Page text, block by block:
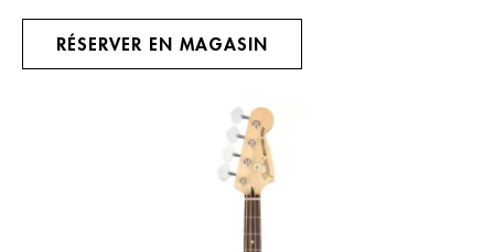
RÉSERVER EN MAGASIN